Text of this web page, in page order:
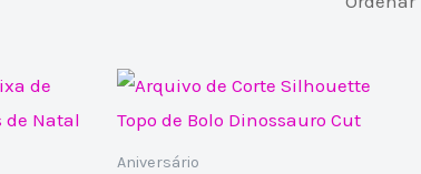
Aniversário